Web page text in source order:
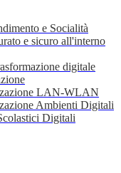
e Socialità
e sicuro all'interno
digitale
LAN-WLAN
Ambienti Digitali
Digitali